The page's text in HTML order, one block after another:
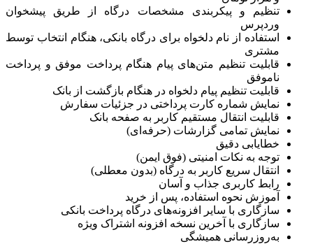
تنظیم و پیکربندی مشخصات درگاه از طریق پیشخوان
وردپرس
استفاده از نام دلخواه برای درگاه بانکی، هنگام انتخاب توسط
مشتری
قابلیت تنظیم متن‌های پیام هنگام پرداخت موفق و پرداخت
ناموفق
قابلیت تنظیم پیام دلخواه در هنگام بازگشت از بانک
نمایش شماره کارت پرداختی در جزئیات سفارش
قابلیت انتقال مستقیم کاربر به صفحه بانک
نمایش تمامی گزارشات (حرفه‌ای)
خطایابی دقیق
توجه به نکات امنیتی (فوق ایمن)
انتقال سریع کاربر به درگاه (بدون معطلی)
رابط کاربری جذاب و آسان
آموزش نحوه استفاده، پس از خرید
سازگاری با سایر افزونه‌های درگاه پرداخت بانکی
سازگاری با آخرین نسخه افزونه اشتراک ویژه
به‌روزرسانی همیشگی